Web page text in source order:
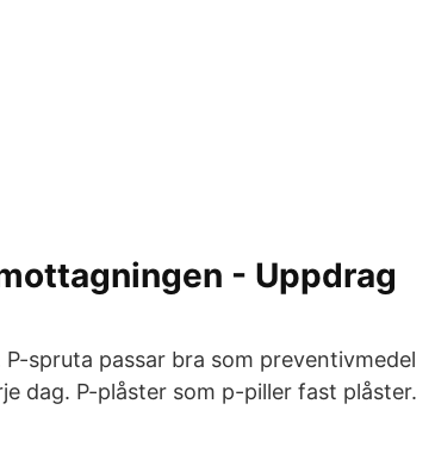
- Uppdrag
spruta passar bra som preventivmedel
dag. P-plåster som p-piller fast plåster.